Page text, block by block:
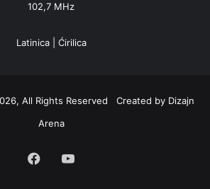
102,7 MHz
Latinica| Ćirilica
All Rights Reserved Created by Dizajn
Arena
Facebook